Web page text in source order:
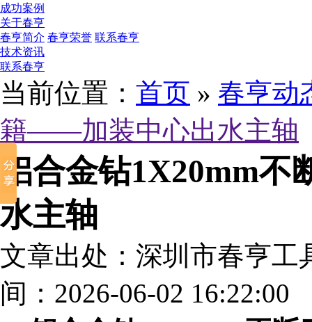
成功案例
关于春亨
春亨简介 春亨荣誉 联系春亨
技术资讯
联系春亨
当前位置： 首页 » 春亨动
籍——加装中心出水主轴
铝合金钻1X20mm
水主轴
文章出处：深圳市春亨工
间：2026-06-02 16:22:00